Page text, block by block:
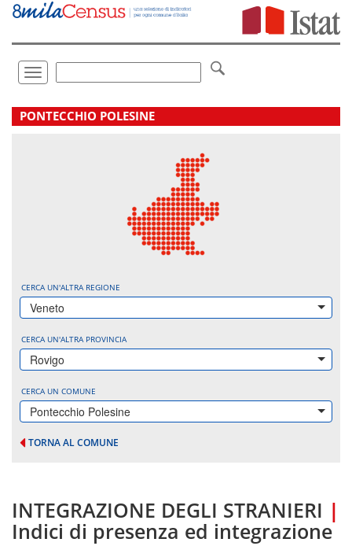
Vai
direttamente
Toggle
navigation
.
PONTECCHIO POLESINE
CERCA UN'ALTRA REGIONE
Veneto
CERCA UN'ALTRA PROVINCIA
Rovigo
CERCA UN COMUNE
Pontecchio Polesine
TORNA AL COMUNE
INTEGRAZIONE DEGLI STRANIERI |
Indici di presenza ed integrazione